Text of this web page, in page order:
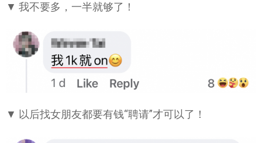
▼ 我不要多，一半就够了！
▼ 以后找女朋友都要有钱“聘请”才可以了！